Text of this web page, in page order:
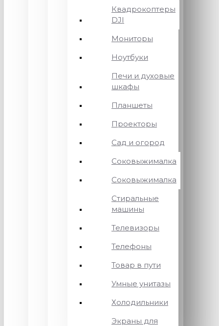
Квадрокоптеры
DJI
Мониторы
Ноутбуки
Печи и духовые
шкафы
Планшеты
Проекторы
Сад и огород
Соковыжималка
Соковыжималка
Стиральные
машины
Телевизоры
Телефоны
Товар в пути
Умные унитазы
Холодильники
Экраны для